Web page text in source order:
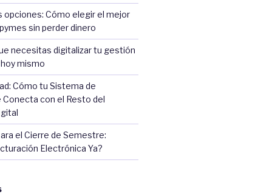
opciones: Cómo elegir el mejor
sin perder dinero
necesitas digitalizar tu gestión
mismo
Cómo tu Sistema de
con el Resto del
el Cierre de Semestre:
Electrónica Ya?